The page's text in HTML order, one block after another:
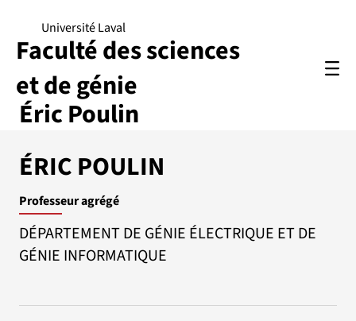
Éric Poulin
Université Laval
Faculté des sciences
et de génie
ÉRIC POULIN
Professeur agrégé
DÉPARTEMENT DE GÉNIE ÉLECTRIQUE ET DE
GÉNIE INFORMATIQUE